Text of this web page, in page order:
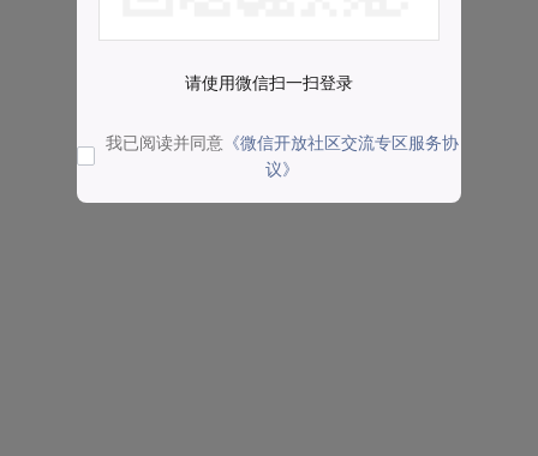
请使用微信扫一扫登录
我已阅读并同意 《微信开放社区交流专区服务协
议》